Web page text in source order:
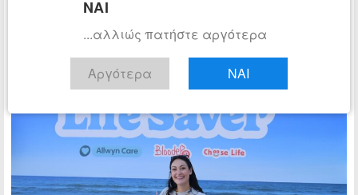
Ο Κώστας Φραγκολιάς
ΝΑΙ
...αλλιώς πατήστε αργότερα
Αργότερα ΝΑΙ